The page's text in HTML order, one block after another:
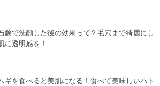
鹸で洗顔した後の効果って？毛穴まで綺麗にし
に透明感を！
ギを食べると美肌になる！食べて美味しいハト